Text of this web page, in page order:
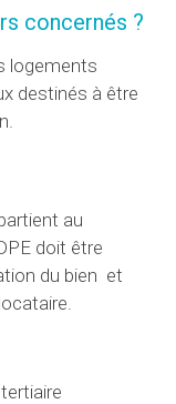
concernés ?
logements
destinés à être
au
doit être
du bien et